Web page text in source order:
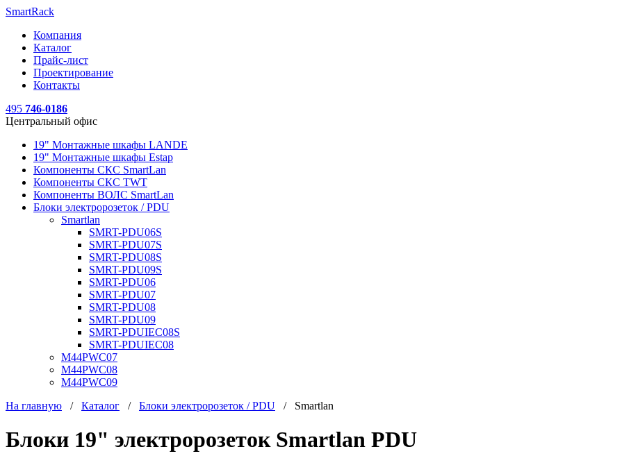
SmartRack
Компания
Каталог
Прайс-лист
Проектирование
Контакты
495 746-0186
Центральный офис
19" Монтажные шкафы LANDE
19" Монтажные шкафы Estap
Компоненты СКС SmartLan
Компоненты СКС TWT
Компоненты ВОЛС SmartLan
Блоки электророзеток / PDU
Smartlan
SMRT-PDU06S
SMRT-PDU07S
SMRT-PDU08S
SMRT-PDU09S
SMRT-PDU06
SMRT-PDU07
SMRT-PDU08
SMRT-PDU09
SMRT-PDUIEC08S
SMRT-PDUIEC08
M44PWC07
M44PWC08
M44PWC09
На главную / Каталог / Блоки электророзеток / PDU / Smartlan
Блоки 19" электророзеток Smartlan PDU